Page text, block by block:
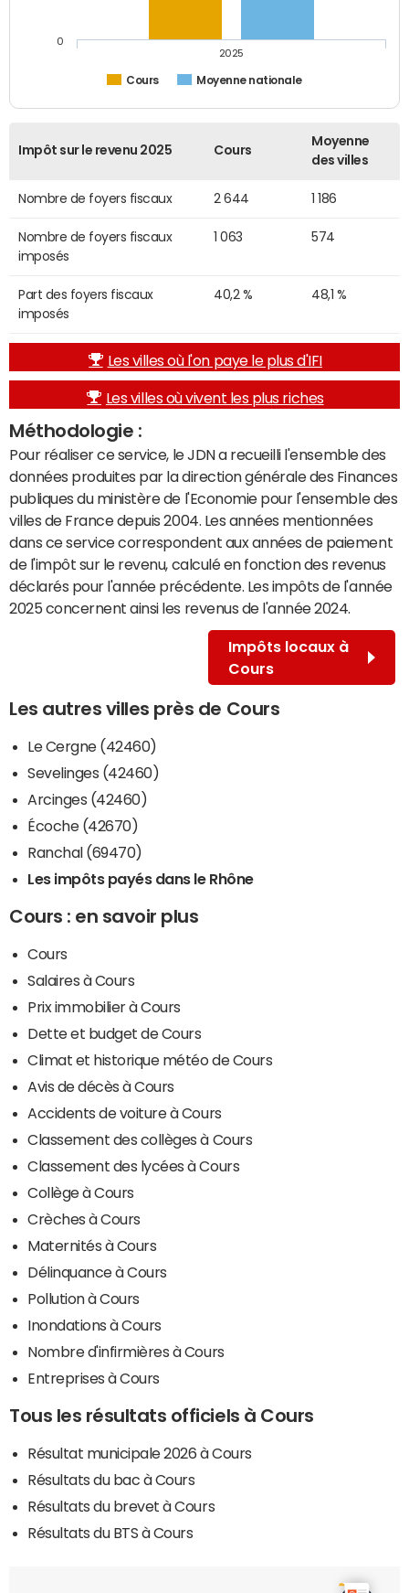
Cours Moyenne nationale
2025
0
Impôt sur le revenu 2025 Cours
Moyenne
des villes
Nombre de foyers fiscaux 2 644 1 186
Nombre de foyers fiscaux
imposés
1 063 574
Part des foyers fiscaux
imposés
40,2 % 48,1 %
Les villes où l'on paye le plus d'IFI
Les villes où vivent les plus riches
Méthodologie :
Pour réaliser ce service, le JDN a recueilli l'ensemble des
données produites par la direction générale des Finances
publiques du ministère de l'Economie pour l'ensemble des
villes de France depuis 2004. Les années mentionnées
dans ce service correspondent aux années de paiement
de l'impôt sur le revenu, calculé en fonction des revenus
déclarés pour l'année précédente. Les impôts de l'année
2025 concernent ainsi les revenus de l'année 2024.
Impôts locaux à
Cours
Les autres villes près de Cours
Le Cergne (42460)
Sevelinges (42460)
Arcinges (42460)
Écoche (42670)
Ranchal (69470)
Les impôts payés dans le Rhône
Cours : en savoir plus
Cours
Salaires à Cours
Prix immobilier à Cours
Dette et budget de Cours
Climat et historique météo de Cours
Avis de décès à Cours
Accidents de voiture à Cours
Classement des collèges à Cours
Classement des lycées à Cours
Collège à Cours
Crèches à Cours
Maternités à Cours
Délinquance à Cours
Pollution à Cours
Inondations à Cours
Nombre d'infirmières à Cours
Entreprises à Cours
Tous les résultats officiels à Cours
Résultat municipale 2026 à Cours
Résultats du bac à Cours
Résultats du brevet à Cours
Résultats du BTS à Cours